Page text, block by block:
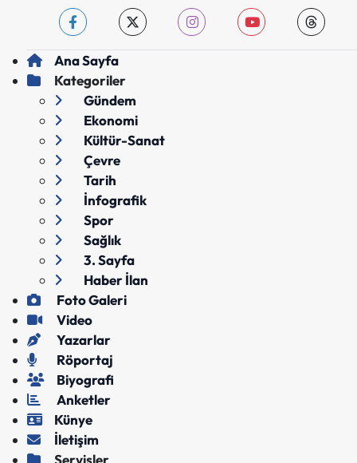
Ana Sayfa
Kategoriler
Gündem
Ekonomi
Kültür-Sanat
Çevre
Tarih
İnfografik
Spor
Sağlık
3. Sayfa
Haber İlan
Foto Galeri
Video
Yazarlar
Röportaj
Biyografi
Anketler
Künye
İletişim
Servisler